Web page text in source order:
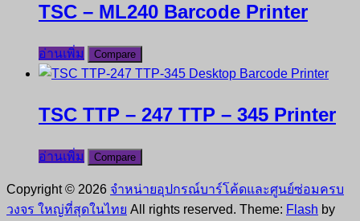
TSC – ML240 Barcode Printer
อ่านเพิ่ม Compare
TSC TTP – 247 TTP – 345 Printer
อ่านเพิ่ม Compare
Copyright © 2026 จำหน่ายอุปกรณ์บาร์โค้ดและศูนย์ซ่อมครบ
วงจร ใหญ่ที่สุดในไทย All rights reserved. Theme: Flash by